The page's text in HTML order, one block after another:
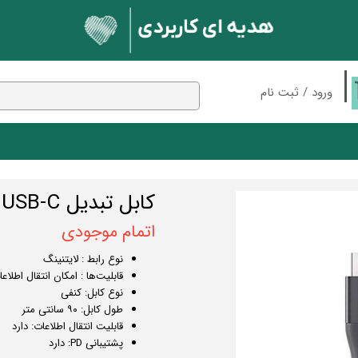
ورود / ثبت نام
اسپیکر
شارژر وایرلس
نور و روشنایی
کارت حافظه
کابل تبدیل USB-C به لایتنینگ انکر مدل A8652
اتمام موجودی
نوع رابط : لایتنینگ
قابلیت‌ها : امکان انتقال
نوع کابل: کنفی
طول کابل: ۹۰ سانتی متر
قابلیت انتقال اطلاعات: دارد
پشتیبانی PD: دارد